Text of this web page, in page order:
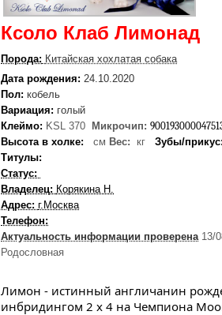
Ксоло Клаб Лимонад
Порода: Китайская хохлатая собака
Дата рождения: 24.10.2020
Пол: кобель
Вариация: голый
Клеймо: KSL 370 Микрочип:
Высота в холке:
см Вес: кг Зубы/прикус:
Титулы:
Статус:
Владелец: Корякина Н.
Адрес: г.Москва
Телефон:
Актуальность информации проверена13/
Родословная
Лимон - истинный англичанин
инбридингом 2 х 4 на Чемпиона